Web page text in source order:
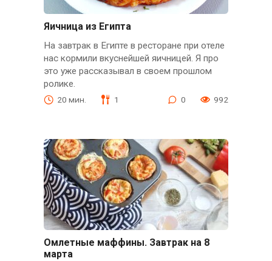
Яичница из Египта
На завтрак в Египте в ресторане при отеле
нас кормили вкуснейшей яичницей. Я про
это уже рассказывал в своем прошлом
ролике.
20 мин. 1 0 992
Омлетные маффины. Завтрак на 8
марта